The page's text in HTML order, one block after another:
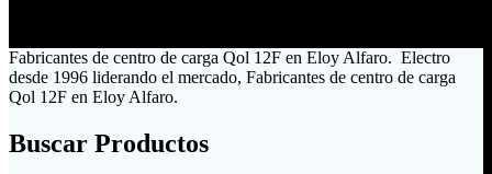
Fabricantes de centro de carga Qol 12F en Eloy Alfaro. Electro
desde 1996 liderando el mercado, Fabricantes de centro de carga
Qol 12F en Eloy Alfaro.
Buscar Productos